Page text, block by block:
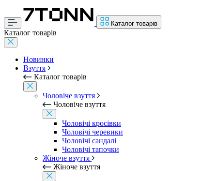
Каталог товарів
Каталог товарів
Новинки
Взуття
Каталог товарів
Чоловіче взуття
Чоловіче взуття
Чоловічі кросівки
Чоловічі черевики
Чоловічі сандалі
Чоловічі тапочки
Жіноче взуття
Жіноче взуття